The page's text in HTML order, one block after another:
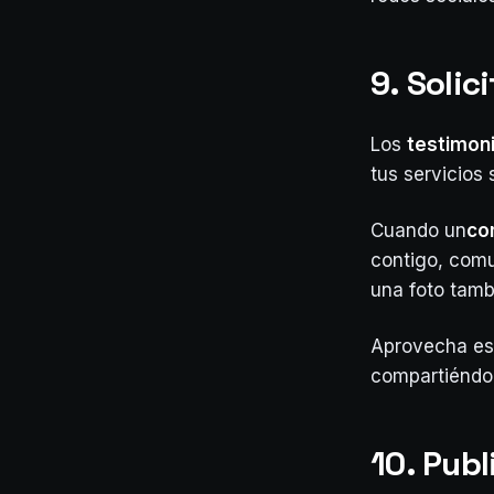
9.
Los
tus servicios
Cuando un
contigo,
una foto
Aprovecha
10.